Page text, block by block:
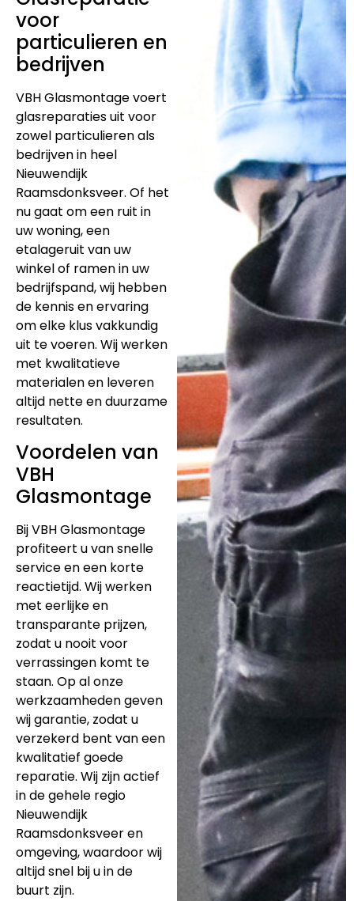
voor
particulieren en
bedrijven
VBH Glasmontage voert
glasreparaties uit voor
zowel particulieren als
bedrijven in heel
Nieuwendijk
Raamsdonksveer. Of het
nu gaat om een ruit in
uw woning, een
etalageruit van uw
winkel of ramen in uw
bedrijfspand, wij hebben
de kennis en ervaring
om elke klus vakkundig
uit te voeren. Wij werken
met kwalitatieve
materialen en leveren
altijd nette en duurzame
resultaten.
Voordelen van
VBH
Glasmontage
Bij VBH Glasmontage
profiteert u van snelle
service en een korte
reactietijd. Wij werken
met eerlijke en
transparante prijzen,
zodat u nooit voor
verrassingen komt te
staan. Op al onze
werkzaamheden geven
wij garantie, zodat u
verzekerd bent van een
kwalitatief goede
reparatie. Wij zijn actief
in de gehele regio
Nieuwendijk
Raamsdonksveer en
omgeving, waardoor wij
altijd snel bij u in de
buurt zijn.